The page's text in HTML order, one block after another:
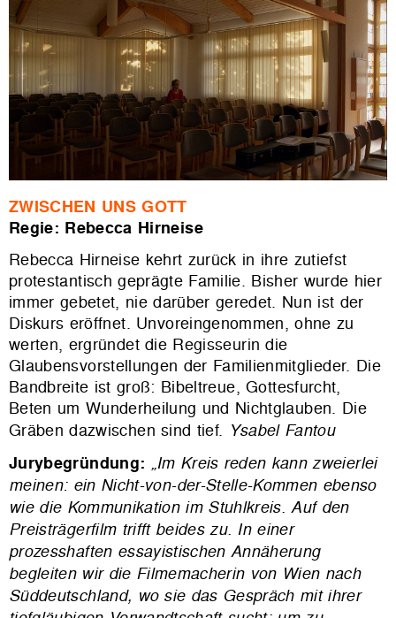
ZWISCHEN UNS GOTT
Regie: Rebecca Hirneise
Rebecca Hirneise kehrt zurück in ihre zutiefst
protestantisch geprägte Familie. Bisher wurde hier
immer gebetet, nie darüber geredet. Nun ist der
Diskurs eröffnet. Unvoreingenommen, ohne zu
werten, ergründet die Regisseurin die
Glaubensvorstellungen der Familienmitglieder. Die
Bandbreite ist groß: Bibeltreue, Gottesfurcht,
Beten um Wunderheilung und Nichtglauben. Die
Gräben dazwischen sind tief. Ysabel Fantou
Jurybegründung: „Im Kreis reden kann zweierlei
meinen: ein Nicht-von-der-Stelle-Kommen ebenso
wie die Kommunikation im Stuhlkreis. Auf den
Preisträgerfilm trifft beides zu. In einer
prozesshaften essayistischen Annäherung
begleiten wir die Filmemacherin von Wien nach
Süddeutschland, wo sie das Gespräch mit ihrer